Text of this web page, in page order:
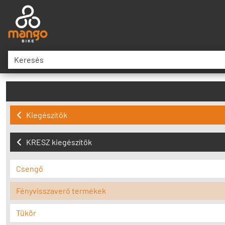
Kiegészítők
KRESZ kiegészítők
Csengő
Fényvisszaverő termékek
Tükör